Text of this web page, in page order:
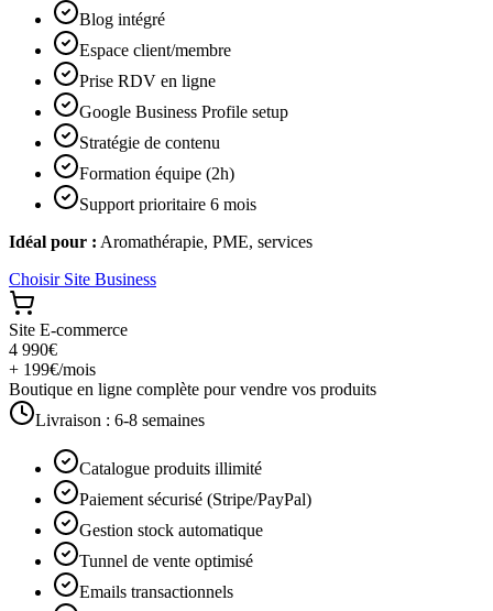
Blog intégré
Espace client/membre
Prise RDV en ligne
Google Business Profile setup
Stratégie de contenu
Formation équipe (2h)
Support prioritaire 6 mois
Idéal pour : Aromathérapie, PME, services
Choisir Site Business
Site E-commerce
4 990€
+ 199€/mois
Boutique en ligne complète pour vendre vos produits
Livraison : 6-8 semaines
Catalogue produits illimité
Paiement sécurisé (Stripe/PayPal)
Gestion stock automatique
Tunnel de vente optimisé
Emails transactionnels